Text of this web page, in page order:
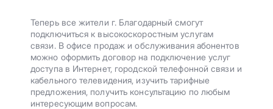
Теперь все жители г. Благодарный смогут
подключиться к высокоскоростным услугам
связи. В офисе продаж и обслуживания абонентов
можно оформить договор на подключение услуг
доступа в Интернет, городской телефонной связи и
кабельного телевидения, изучить тарифные
предложения, получить консультацию по любым
интересующим вопросам.